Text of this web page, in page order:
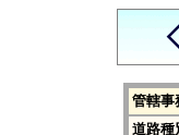
管轄事
道路種